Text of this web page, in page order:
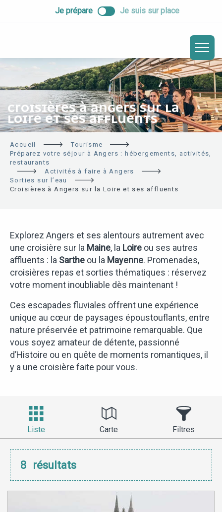
Je prépare Je suis sur place
CROISIÈRES À ANGERS SUR LA
LOIRE ET SES AFFLUENTS
Accueil
Tourisme
Préparez votre séjour à Angers : hébergements, activités,
restaurants
Activités à faire à Angers
Sorties sur l’eau
Croisières à Angers sur la Loire et ses affluents
Explorez Angers et ses alentours autrement avec
une croisière sur la Maine, la Loire ou ses autres
affluents : la Sarthe ou la Mayenne. Promenades,
croisières repas et sorties thématiques : réservez
votre moment inoubliable dès maintenant !
Ces escapades fluviales offrent une expérience
unique au cœur de paysages époustouflants, entre
nature préservée et patrimoine remarquable. Que
vous soyez amateur de détente, passionné
d’Histoire ou en quête de moments romantiques, il
y a une croisière faite pour vous.
Liste Carte Filtres
8 résultats